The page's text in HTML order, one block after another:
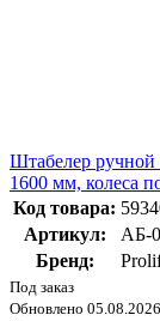
Штабелер ручной
1600 мм, колеса
Код товара:
Артикул:
АБ-
Бренд:
Под заказ
Обновлено 05.08.2026